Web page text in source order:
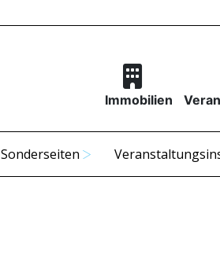
Immobilien
Sonderseiten